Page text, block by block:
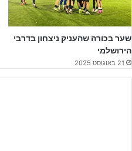
ליצירת קשר לחצו על הבאנר!!
קטמון הוקמה על גלי המחאה של
שורה ארוכה של אוהדים אוהבי
דרך ארוכה עקבית ומתוכננת
שער בכורה שהעניק ניצחון בדרבי
הירושלמי
21 באוגוסט 2025